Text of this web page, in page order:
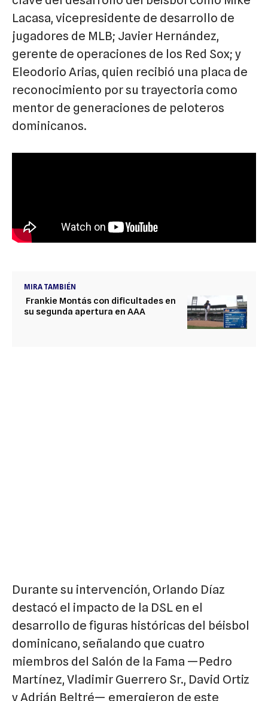
Lacasa, vicepresidente de desarrollo de
jugadores de MLB; Javier Hernández,
gerente de operaciones de los Red Sox; y
Eleodorio Arias, quien recibió una placa de
reconocimiento por su trayectoria como
mentor de generaciones de peloteros
dominicanos.
MIRA TAMBIÉN
Frankie Montás con dificultades en
su segunda apertura en AAA
Durante su intervención, Orlando Díaz
destacó el impacto de la DSL en el
desarrollo de figuras históricas del béisbol
dominicano, señalando que cuatro
miembros del Salón de la Fama —Pedro
Martínez, Vladimir Guerrero Sr., David Ortiz
y Adrián Beltré— emergieron de este